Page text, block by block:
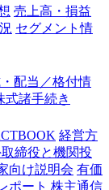
売上高・損益
セグメント情
配当／格付情
式諸手続き
経営方
締役と機関投
向け説明会 有価
ポート 株主通信